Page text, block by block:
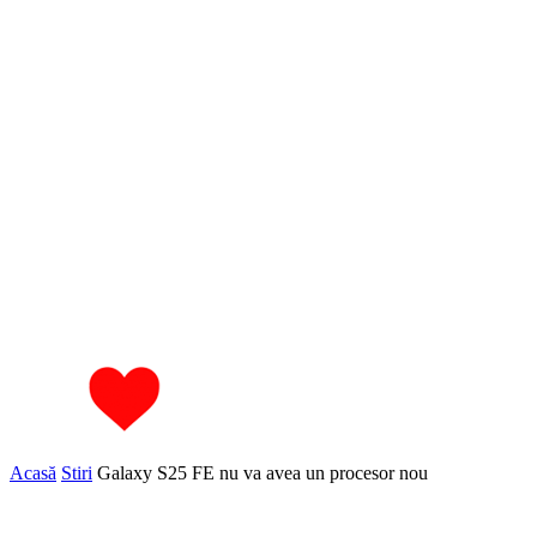
Acasă Stiri Galaxy S25 FE nu va avea un procesor nou